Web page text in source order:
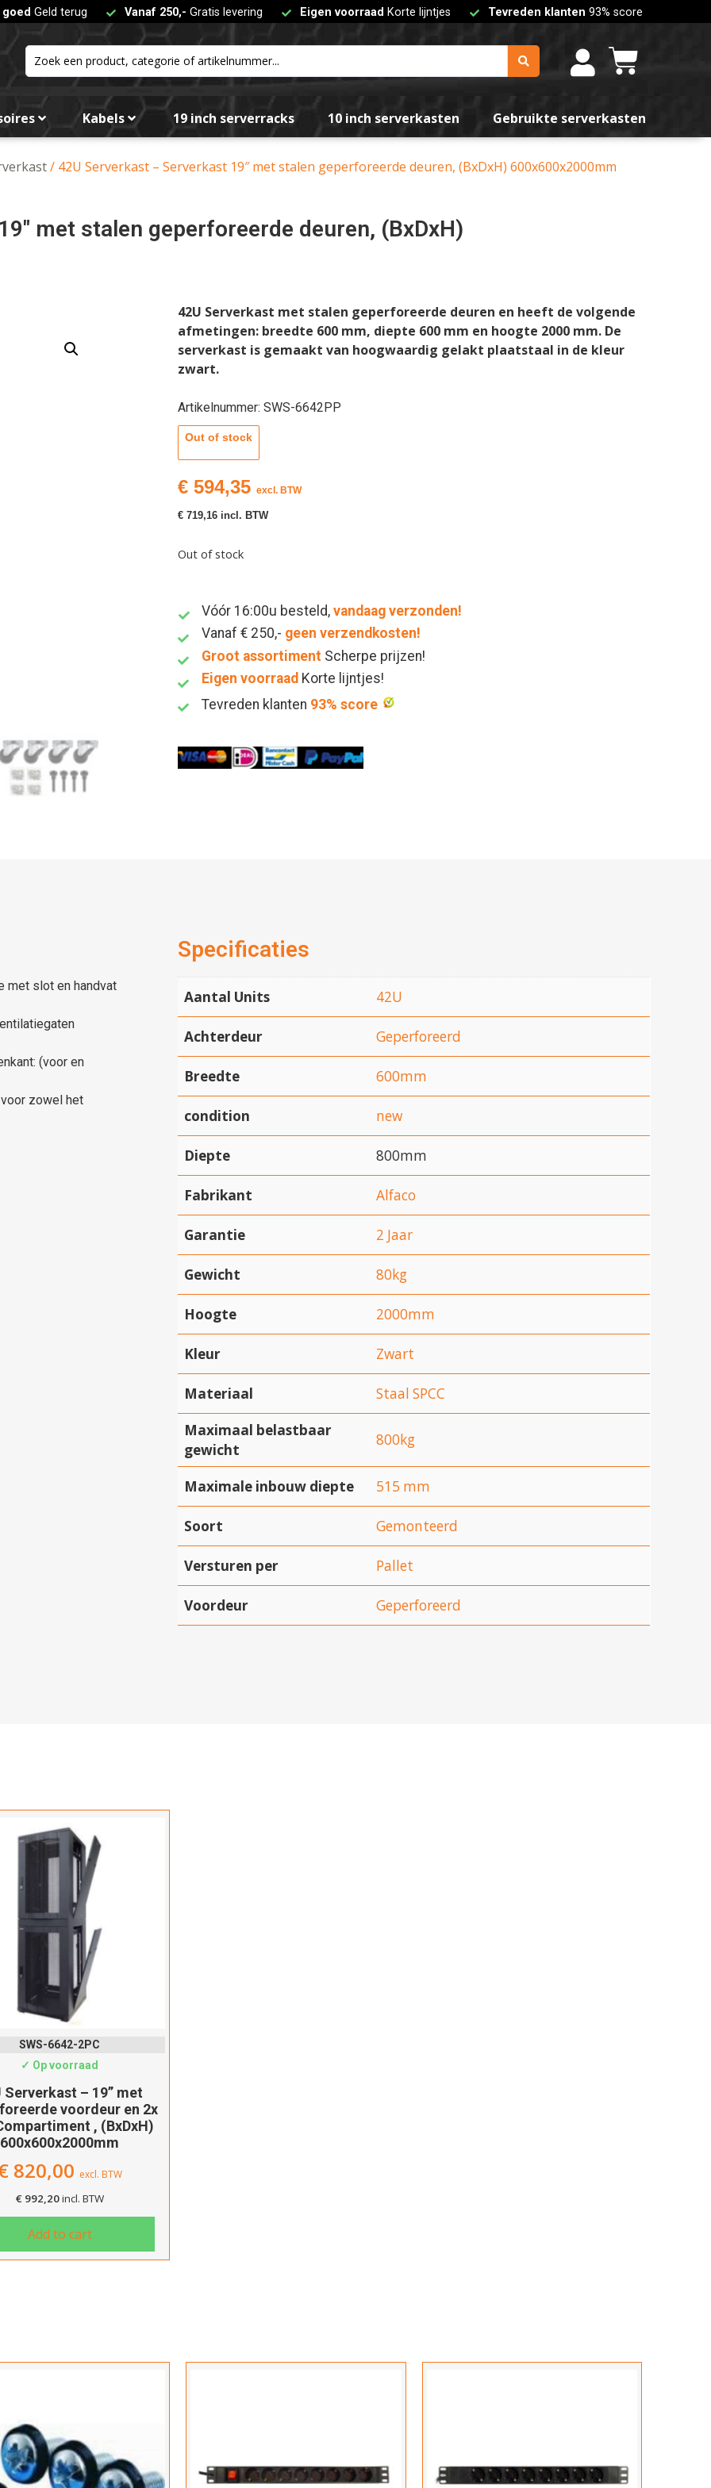
Geld terug Vanaf 250,- Gratis levering Eigen voorraad Korte lijntjes Tevreden klanten 93% score
Kabels 19 inch serverracks 10 inch serverkasten Gebruikte serverkasten
/ 42U Serverkast – Serverkast 19″ met stalen geperforeerde deuren, (BxDxH) 600x600x2000mm
met stalen geperforeerde deuren, (BxDxH)
42U Serverkast met stalen geperforeerde deuren en heeft de volgende
afmetingen: breedte 600 mm, diepte 600 mm en hoogte 2000 mm. De
serverkast is gemaakt van hoogwaardig gelakt plaatstaal in de kleur
zwart.
Artikelnummer: SWS-6642PP
Out of stock
€ 594,35 excl. BTW
€ 719,16 incl. BTW
Out of stock
Vóór 16:00u besteld, vandaag verzonden!
Vanaf € 250,- geen verzendkosten!
Groot assortiment Scherpe prijzen!
Eigen voorraad Korte lijntjes!
Tevreden klanten 93% score
met slot en handvat
(voor en
zowel het
Specificaties
Aantal Units 42U
Achterdeur Geperforeerd
Breedte 600mm
condition new
Diepte 800mm
Fabrikant Alfaco
Garantie 2 Jaar
Gewicht 80kg
Hoogte 2000mm
Kleur Zwart
Materiaal
Staal SPCC
Maximaal belastbaar
gewicht
800kg
Maximale inbouw diepte 515 mm
Soort Gemonteerd
Versturen per Pallet
Voordeur Geperforeerd
SWS-6642-2PC
✓ Op voorraad
Serverkast – 19” met
voordeur en 2x
, (BxDxH)
600x600x2000mm
820,00 excl. BTW
€ 992,20incl. BTW
Add to cart
Verder winkelen